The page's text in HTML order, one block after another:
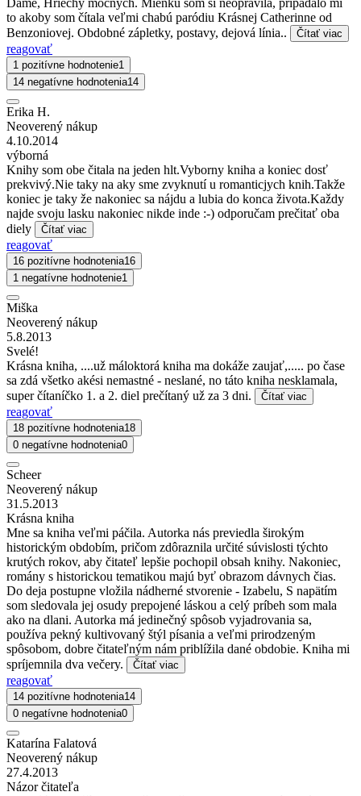
to akoby som čítala veľmi chabú paródiu Krásnej Catherinne od
Benzoniovej. Obdobné zápletky, postavy, dejová línia..
Čítať viac
reagovať
1 pozitívne hodnotenie1
14 negatívne hodnotenia14
Erika H.
Neoverený nákup
4.10.2014
výborná
Knihy som obe čitala na jeden hlt.Vyborny kniha a koniec dosť
prekvivý.Nie taky na aky sme zvyknutí u romanticjych knih.Takže
koniec je taky že nakoniec sa nájdu a lubia do konca života.Každy
najde svoju lasku nakoniec nikde inde :-) odporučam prečitať oba
diely
Čítať viac
reagovať
16 pozitívne hodnotenia16
1 negatívne hodnotenie1
Miška
Neoverený nákup
5.8.2013
Svelé!
Krásna kniha, ....už máloktorá kniha ma dokáže zaujať,..... po čase
sa zdá všetko akési nemastné - neslané, no táto kniha nesklamala,
super čítaníčko 1. a 2. diel prečítaný už za 3 dni.
Čítať viac
reagovať
18 pozitívne hodnotenia18
0 negatívne hodnotenia0
Scheer
Neoverený nákup
31.5.2013
Krásna kniha
Mne sa kniha veľmi páčila. Autorka nás previedla širokým
historickým obdobím, pričom zdôraznila určité súvislosti týchto
krutých rokov, aby čitateľ lepšie pochopil obsah knihy. Nakoniec,
romány s historickou tematikou majú byť obrazom dávnych čias.
Do deja postupne vložila nádherné stvorenie - Izabelu, S napätím
som sledovala jej osudy prepojené láskou a celý príbeh som mala
ako na dlani. Autorka má jedinečný spôsob vyjadrovania sa,
používa pekný kultivovaný štýl písania a veľmi prirodzeným
spôsobom, dobre čitateľným nám priblížila dané obdobie. Kniha mi
spríjemnila dva večery.
Čítať viac
reagovať
14 pozitívne hodnotenia14
0 negatívne hodnotenia0
Katarína Falatová
Neoverený nákup
27.4.2013
Názor čitateľa